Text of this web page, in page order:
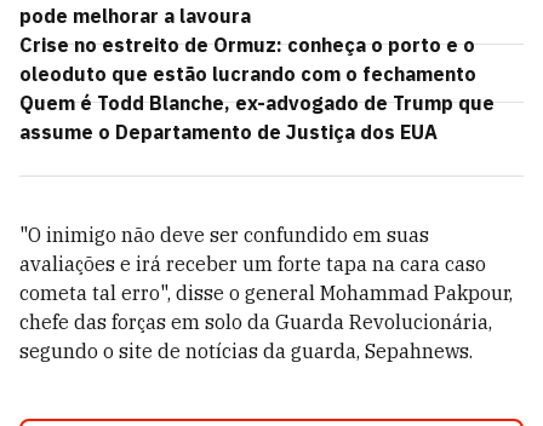
pode melhorar a lavoura
Crise no estreito de Ormuz: conheça o porto e o
oleoduto que estão lucrando com o fechamento
Quem é Todd Blanche, ex-advogado de Trump que
assume o Departamento de Justiça dos EUA
"O inimigo não deve ser confundido em suas
avaliações e irá receber um forte tapa na cara caso
cometa tal erro", disse o general Mohammad Pakpour,
chefe das forças em solo da Guarda Revolucionária,
segundo o site de notícias da guarda, Sepahnews.